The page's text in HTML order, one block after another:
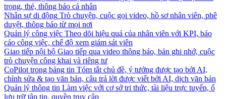
trọng, thẻ, thông báo cá nhân
Nhân sự di động Trò chuyện, cuộc gọi video, hồ sơ nhân viên, phê
duyệt, thông báo từ mọi nơi
Quản lý công việc Theo dõi hiệu quả của nhân viên với KPI, báo
cáo công việc, chế độ xem giám sát viên
Giao tiếp nội bộ Giao tiếp qua video thông báo, bản ghi nhớ, cuộc
trò chuyện công khai và riêng tư
CoPilot trong bảng tin Tóm tắt chủ đề, ý tưởng được tạo bởi AI,
chỉnh sửa & tạo văn bản, câu trả lời được viết bởi AI, dịch văn bản
Quản lý thông tin Làm việc với cơ sở tri thức, tài liệu trực tuyến, ổ
lưu trữ tập tin, quyền truy cập